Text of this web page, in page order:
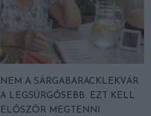
NEM A SÁRGABARACKLEKVÁR
A LEGSÜRGŐSEBB: EZT KELL
ELŐSZÖR MEGTENNI